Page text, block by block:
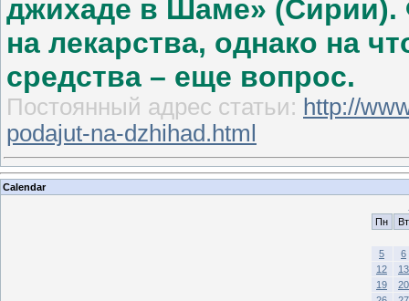
джихаде в Шаме» (Сирии).
на лекарства, однако на
средства – еще вопрос.
Постоянный адрес статьи: http://
podajut-na-dzhihad.html
Calendar
Пн
Вт
5
6
12
13
19
20